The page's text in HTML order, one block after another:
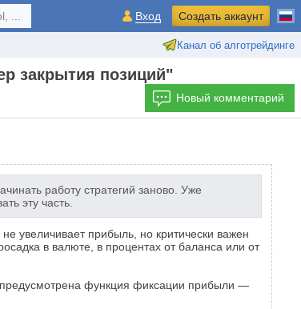
Канал об алготрейдинге
... Вход Создать аккаунт
закрытия позиций"
Новый комментарий
работу стратегий заново. Уже
эту часть.
увеличивает прибыль, но критически важен
в валюте, в процентах от баланса или от
предусмотрена функция фиксации прибыли —